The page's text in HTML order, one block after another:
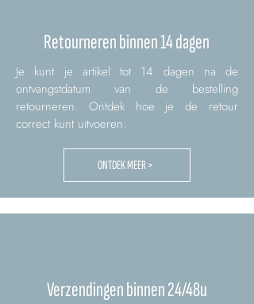
Retourneren binnen 14 dagen
Je kunt je artikel tot 14 dagen na de
ontvangstdatum van de bestelling
retourneren. Ontdek hoe je de retour
correct kunt uitvoeren.
ONTDEK MEER >
Verzendingen binnen 24/48u